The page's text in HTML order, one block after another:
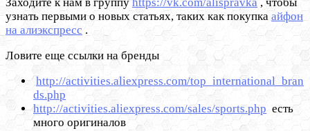
Заходите к нам в группу https://vk.com/alispravka , чтобы
узнать первыми о новых статьях, таких как покупка айфон
на алиэкспресс .
Ловите еще ссылки на бренды
http://activities.aliexpress.com/top_international_bran
ds.php
http://activities.aliexpress.com/sales/sports.php есть
много оригиналов